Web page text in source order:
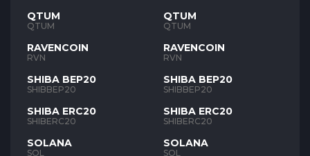
QTUM
QTUM
RAVENCOIN
RVN
SHIBA BEP20
SHIBBEP20
SHIBA ERC20
SHIBERC20
SOLANA
SOL
QTUM
QTUM
RAVENCOIN
RVN
SHIBA BEP20
SHIBBEP20
SHIBA ERC20
SHIBERC20
SOLANA
SOL